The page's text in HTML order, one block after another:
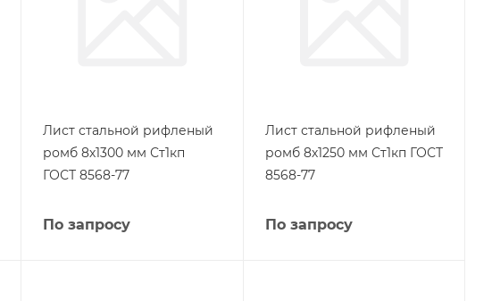
Лист стальной рифленый
ромб 8х1300 мм Ст1кп
ГОСТ 8568-77
По запросу
Лист стальной рифленый
ромб 8х1250 мм Ст1кп ГОСТ
8568-77
По запросу